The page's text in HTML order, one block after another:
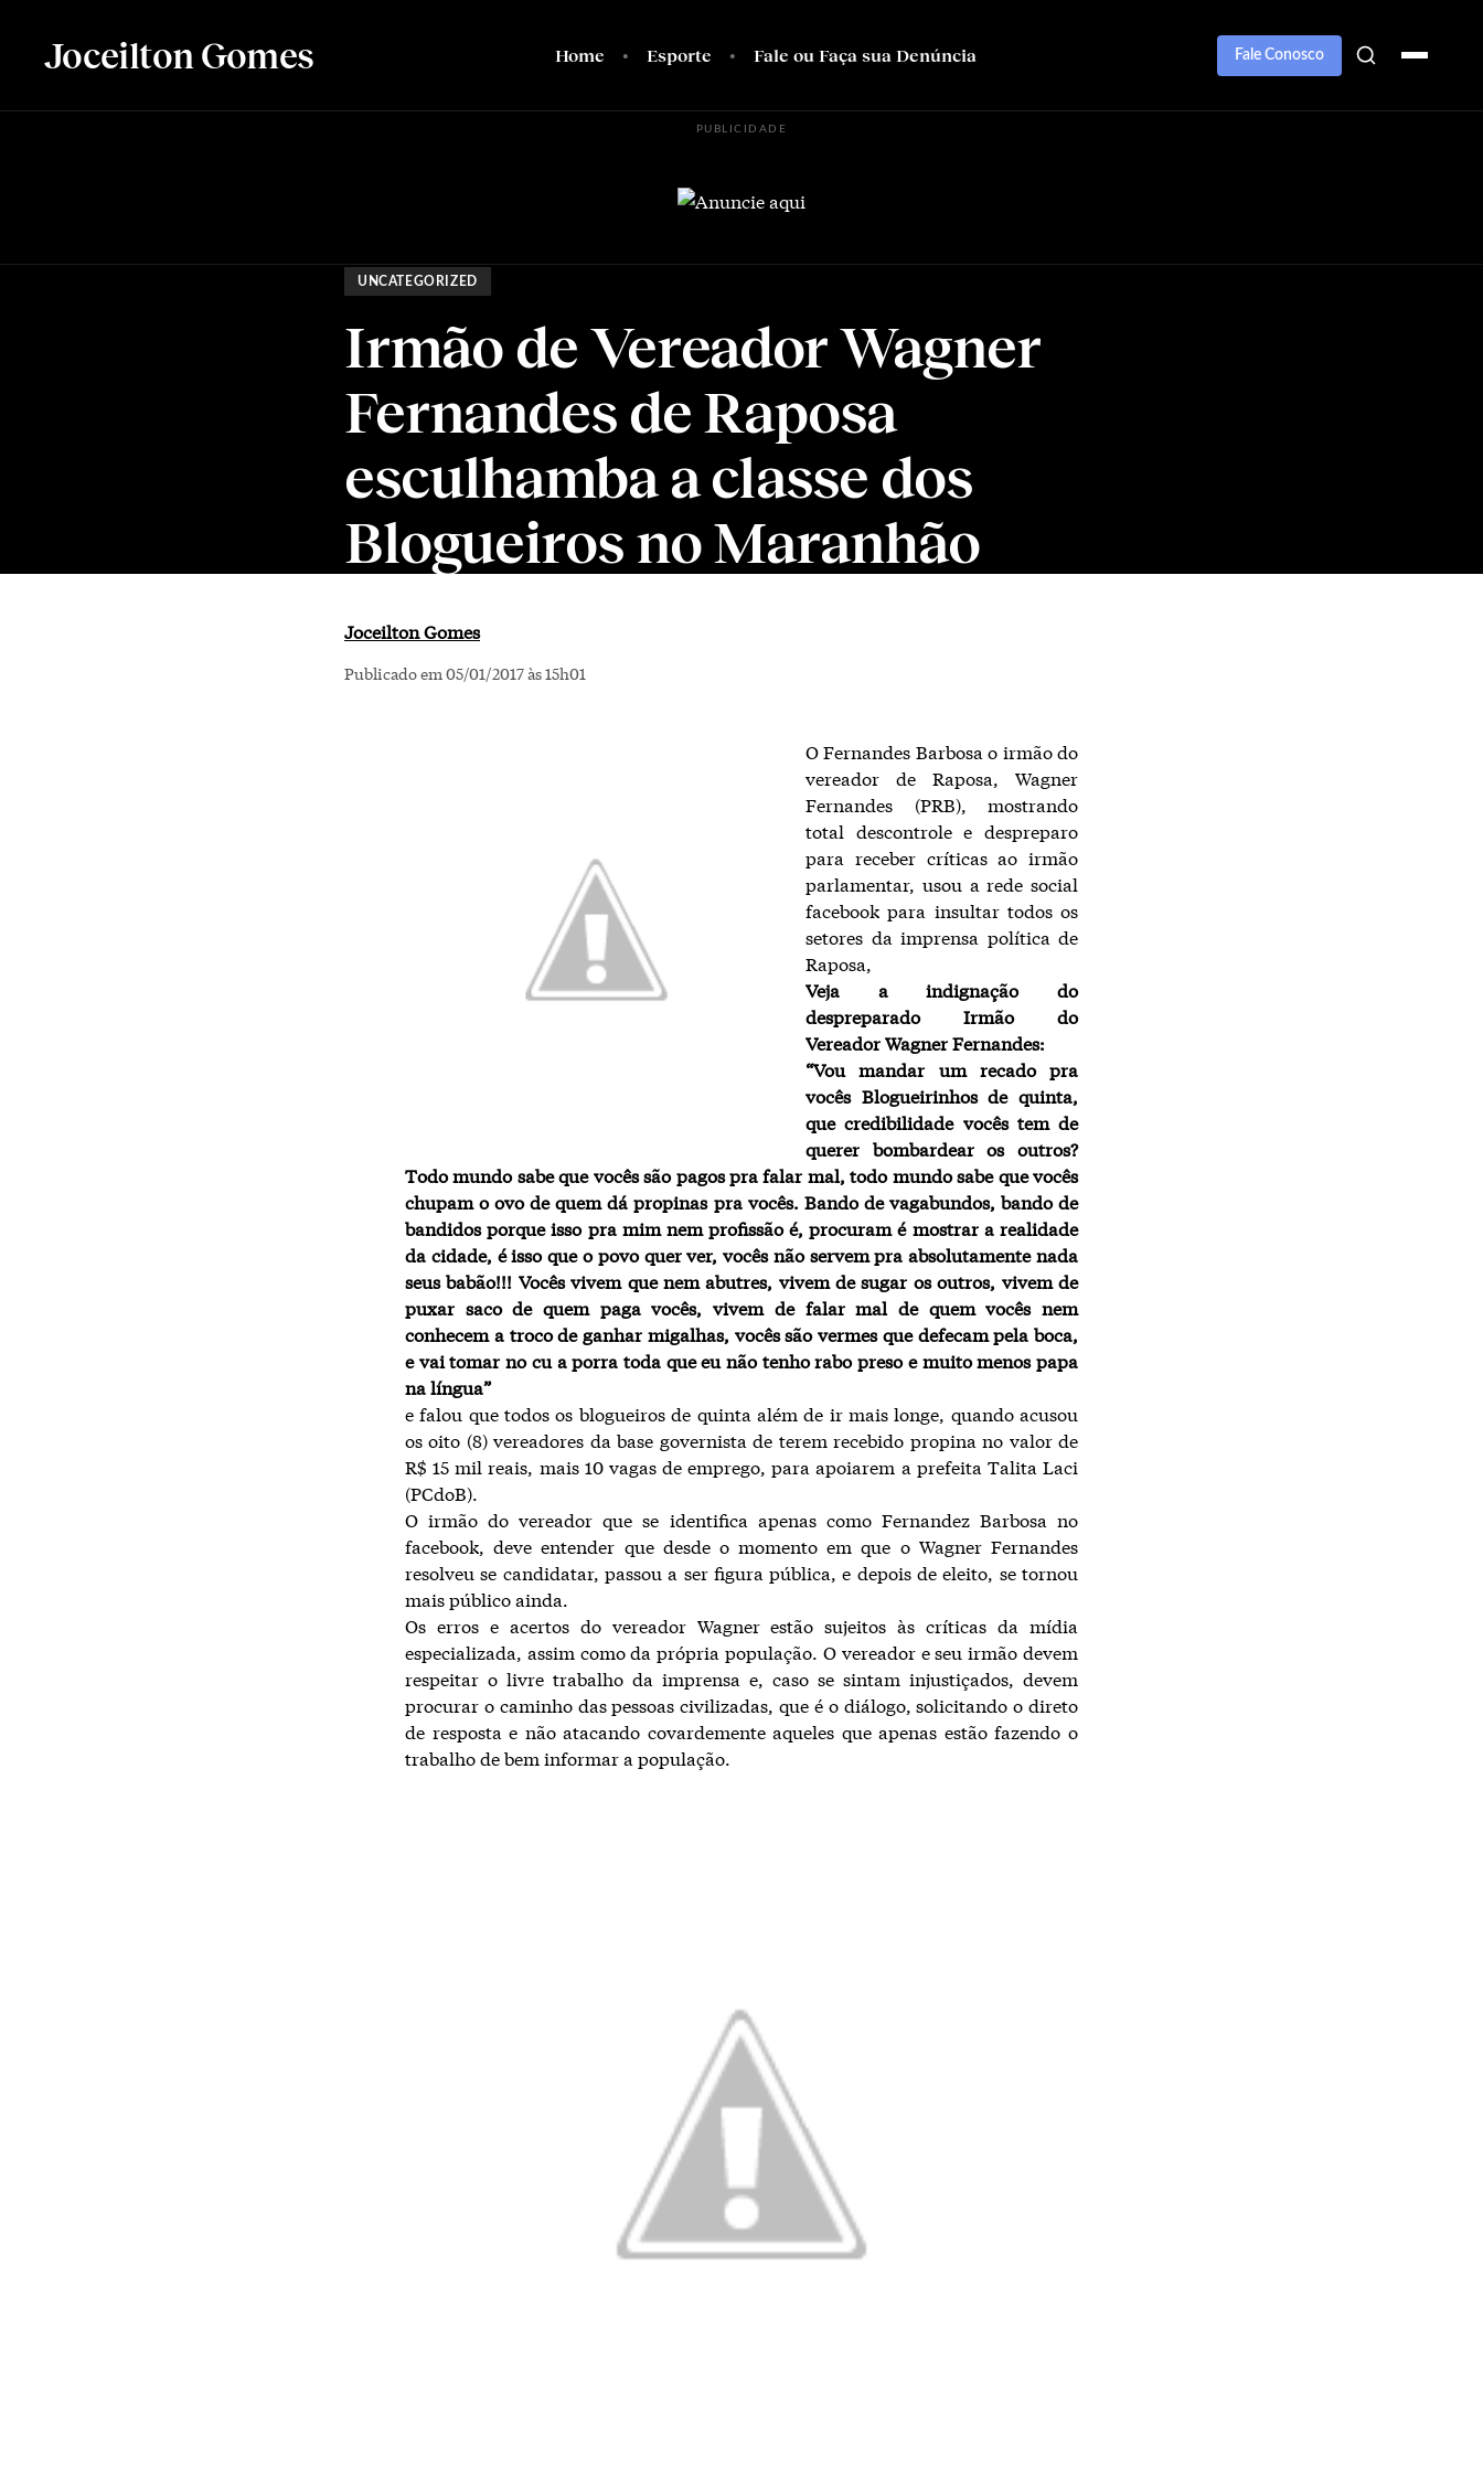
Joceilton Gomes Home Esporte Fale ou Faça sua Denúncia Fale Conosco
PUBLICIDADE
UNCATEGORIZED
Irmão de Vereador Wagner
Fernandes de Raposa
esculhamba a classe dos
Blogueiros no Maranhão
Joceilton Gomes
Publicado em 05/01/2017 às 15h01
O Fernandes Barbosa o irmão do
vereador de Raposa, Wagner
Fernandes (PRB), mostrando
total descontrole e despreparo
para receber críticas ao irmão
parlamentar, usou a rede social
facebook para insultar todos os
setores da imprensa política de
Raposa,
Veja a indignação do
despreparado Irmão do
Vereador Wagner Fernandes:
“Vou mandar um recado pra
vocês Blogueirinhos de quinta,
que credibilidade vocês tem de
querer bombardear os outros?
Todo mundo sabe que vocês são pagos pra falar mal, todo mundo sabe que vocês
chupam o ovo de quem dá propinas pra vocês. Bando de vagabundos, bando de
bandidos porque isso pra mim nem profissão é, procuram é mostrar a realidade
da cidade, é isso que o povo quer ver, vocês não servem pra absolutamente nada
seus babão!!! Vocês vivem que nem abutres, vivem de sugar os outros, vivem de
puxar saco de quem paga vocês, vivem de falar mal de quem vocês nem
conhecem a troco de ganhar migalhas, vocês são vermes que defecam pela boca,
e vai tomar no cu a porra toda que eu não tenho rabo preso e muito menos papa
na língua”
e falou que todos os blogueiros de quinta além de ir mais longe, quando acusou
os oito (8) vereadores da base governista de terem recebido propina no valor de
R$ 15 mil reais, mais 10 vagas de emprego, para apoiarem a prefeita Talita Laci
(PCdoB).
O irmão do vereador que se identifica apenas como Fernandez Barbosa no
facebook, deve entender que desde o momento em que o Wagner Fernandes
resolveu se candidatar, passou a ser figura pública, e depois de eleito, se tornou
mais público ainda.
Os erros e acertos do vereador Wagner estão sujeitos às críticas da mídia
especializada, assim como da própria população. O vereador e seu irmão devem
respeitar o livre trabalho da imprensa e, caso se sintam injustiçados, devem
procurar o caminho das pessoas civilizadas, que é o diálogo, solicitando o direto
de resposta e não atacando covardemente aqueles que apenas estão fazendo o
trabalho de bem informar a população.